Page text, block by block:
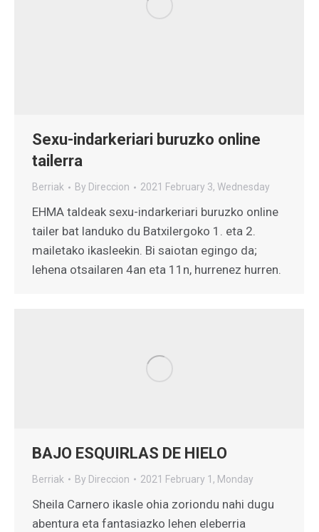
Sexu-indarkeriari buruzko online
tailerra
Berriak By Direccion 2021 February 3, Wednesday
EHMA taldeak sexu-indarkeriari buruzko online
tailer bat landuko du Batxilergoko 1. eta 2.
mailetako ikasleekin. Bi saiotan egingo da;
lehena otsailaren 4an eta 11n, hurrenez hurren.
BAJO ESQUIRLAS DE HIELO
Berriak By Direccion 2021 February 1, Monday
Sheila Carnero ikasle ohia zoriondu nahi dugu
abentura eta fantasiazko lehen eleberria